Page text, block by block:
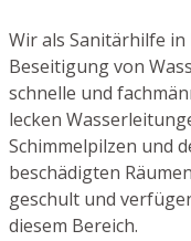
Wir als Sanitärhilfe
Beseitigung von
schnelle und
lecken
Schimmelpilzen und
beschädigten
geschult und
diesem Bereich.